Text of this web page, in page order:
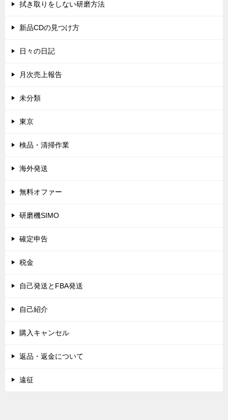
拭き取りをしない研磨方法
新品CDの見つけ方
日々の日記
月次売上報告
未分類
東京
検品・清掃作業
海外発送
無料オファー
研磨機SIMO
確定申告
税金
自己発送とFBA発送
自己紹介
購入キャンセル
返品・返金について
遠征